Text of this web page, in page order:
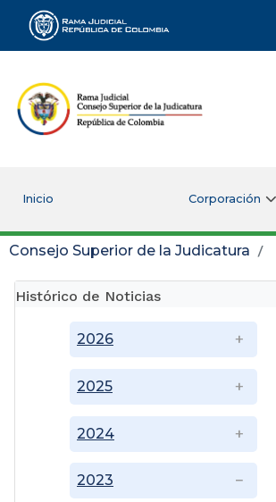
Rama Judicial
Inicio Corporación
Consejo Superior de la Judicatura
Histórico de Noticias
2023
2024
2025
2026